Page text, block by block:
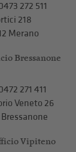
272 511
218
Merano
Bressanone
271 411
Veneto 26
Vipiteno